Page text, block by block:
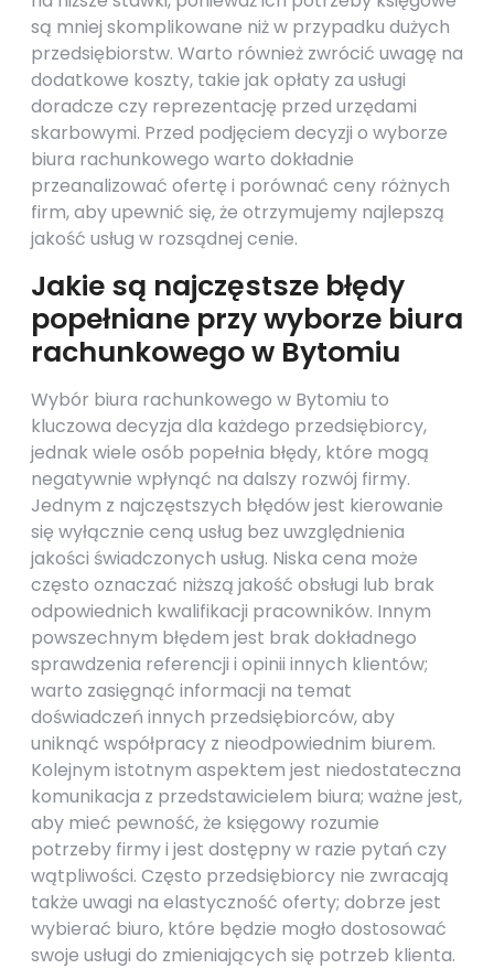
są mniej skomplikowane niż w przypadku dużych
przedsiębiorstw. Warto również zwrócić uwagę na
dodatkowe koszty, takie jak opłaty za usługi
doradcze czy reprezentację przed urzędami
skarbowymi. Przed podjęciem decyzji o wyborze
biura rachunkowego warto dokładnie
przeanalizować ofertę i porównać ceny różnych
firm, aby upewnić się, że otrzymujemy najlepszą
jakość usług w rozsądnej cenie.
Jakie są najczęstsze błędy
popełniane przy wyborze biura
rachunkowego w Bytomiu
Wybór biura rachunkowego w Bytomiu to
kluczowa decyzja dla każdego przedsiębiorcy,
jednak wiele osób popełnia błędy, które mogą
negatywnie wpłynąć na dalszy rozwój firmy.
Jednym z najczęstszych błędów jest kierowanie
się wyłącznie ceną usług bez uwzględnienia
jakości świadczonych usług. Niska cena może
często oznaczać niższą jakość obsługi lub brak
odpowiednich kwalifikacji pracowników. Innym
powszechnym błędem jest brak dokładnego
sprawdzenia referencji i opinii innych klientów;
warto zasięgnąć informacji na temat
doświadczeń innych przedsiębiorców, aby
uniknąć współpracy z nieodpowiednim biurem.
Kolejnym istotnym aspektem jest niedostateczna
komunikacja z przedstawicielem biura; ważne jest,
aby mieć pewność, że księgowy rozumie
potrzeby firmy i jest dostępny w razie pytań czy
wątpliwości. Często przedsiębiorcy nie zwracają
także uwagi na elastyczność oferty; dobrze jest
wybierać biuro, które będzie mogło dostosować
swoje usługi do zmieniających się potrzeb klienta.